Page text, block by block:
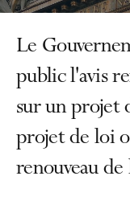
Le
public l'avis
sur un projet
projet de loi
renouveau